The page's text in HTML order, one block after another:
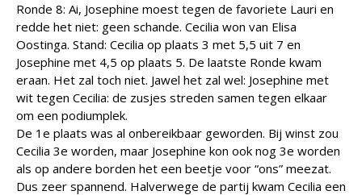
Ronde 8: Ai, Josephine moest tegen de favoriete Lauri en
redde het niet: geen schande. Cecilia won van Elisa
Oostinga. Stand: Cecilia op plaats 3 met 5,5 uit 7 en
Josephine met 4,5 op plaats 5. De laatste Ronde kwam
eraan. Het zal toch niet. Jawel het zal wel: Josephine met
wit tegen Cecilia: de zusjes streden samen tegen elkaar
om een podiumplek.
De 1e plaats was al onbereikbaar geworden. Bij winst zou
Cecilia 3e worden, maar Josephine kon ook nog 3e worden
als op andere borden het een beetje voor “ons” meezat.
Dus zeer spannend. Halverwege de partij kwam Cecilia een